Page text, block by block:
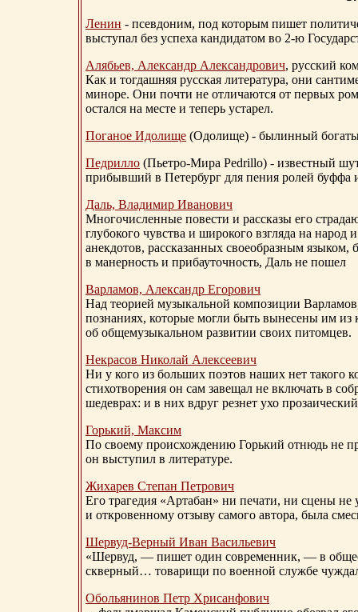
Ленин - псевдоним, под которым пишет
выступал без успеха кандидатом во 2-ю
Алябьев, Александр Александрович, русский
Как и тогдашняя русская литература, они
миноре. Они почти не отличаются от первых
остался на месте и теперь устарел.
Поганое Идолище (Одолище) - былинный
Педрилло (Пьетро-Мира Pedrillo) - известный
прибывший в Петербург для пения ролей буффа
Даль, Владимир Иванович
Многочисленные повести и рассказы его
глубокого чувства и широкого взгляда на
анекдотов, рассказанных своеобразным
в манерность и прибауточность, Даль не пошел
Варламов, Александр Егорович
Над теорией музыкальной композиции
познаниях, которые могли быть вынесены им из
об общемузыкальном развитии своих питомцев.
Некрасов Николай Алексеевич
Ни у кого из больших поэтов наших нет такого
стихотворения он сам завещал не включать в
шедеврах: и в них вдруг резнет ухо
Горький, Максим
По своему происхождению Горький отнюдь не
он выступил в литературе.
Жихарев Степан Петрович
Его трагедия «Артабан» ни печати, ни сцены
и откровенному отзыву самого автора, была
Шервуд-Верный Иван Васильевич
«Шервуд, — пишет один современник, — в
скверный… товарищи по военной службе
Обольянинов Петр Хрисанфович